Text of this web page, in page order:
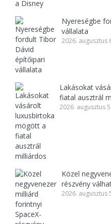
Nyereségbe
vállalata
2026. augusztus
Lakásokat
fiatal ausztrál
2026. augusztus
Közel
részvény
2026. augusztus